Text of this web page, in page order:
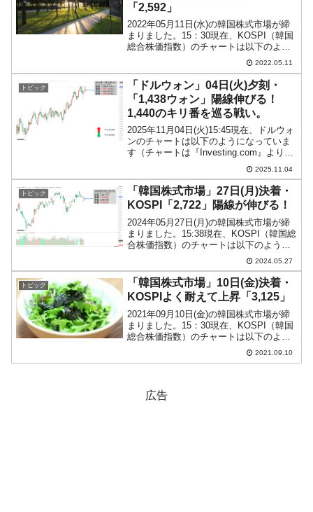
「2,592」
2022年05月11日(水)の韓国株式市場が締
まりました。15：30現在、KOSPI（韓国
総合株価指数）のチャートは以下のよう
『Investing.com』より引用）。微妙です
が、前日より下で終わりました。これで
5...
2022.05.11
トピック
「ドルウォン」04日(火)夕刻・
「1,438ウォン」陽線伸びる！
1,440のキリ番を巡る戦い。
2025年11月04日(火)15:45現在、ドルウォ
ンのチャートは以下のようになっていま
す（チャートは『Investing.com』より引
用）。陽線が伸びました。現在のところ
「1ドル＝1,438ウォン」で1,440のキリ番
を巡る戦いとなって...
2025.11.04
トピック
「韓国株式市場」27日(月)決着・
KOSPI「2,722」陽線が伸びる！
2024年05月27日(月)の韓国株式市場が締
まりました。15:38現在、KOSPI（韓国総
合株価指数）のチャートは以下のように
『Investing.com』より引用）。陽線が長
くなりました。KOSPIは「2,722...
2024.05.27
トピック
「韓国株式市場」10日(金)決着・
KOSPIよく耐えて上昇「3,125」
2021年09月10日(金)の韓国株式市場が締
まりました。15：30現在、KOSPI（韓国
総合株価指数）のチャートは以下のよう
『Investing.com』より引用）。一時
2021.09.10
広告